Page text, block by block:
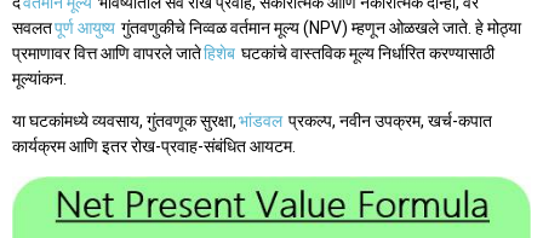
सवलतपूर्ण आयुष्य गुंतवणुकीचे निव्वळ वर्तमान मूल्य (NPV) म्हणून ओळखले जाते. हे मोठ्या
प्रमाणावर वित्त आणि वापरले जातेहिशेब घटकांचे वास्तविक मूल्य निर्धारित करण्यासाठी
मूल्यांकन.
या घटकांमध्ये व्यवसाय, गुंतवणूक सुरक्षा,भांडवल प्रकल्प, नवीन उपक्रम, खर्च-कपात
कार्यक्रम आणि इतर रोख-प्रवाह-संबंधित आयटम.